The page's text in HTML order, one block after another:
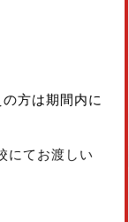
方は期間内に
にてお渡しい